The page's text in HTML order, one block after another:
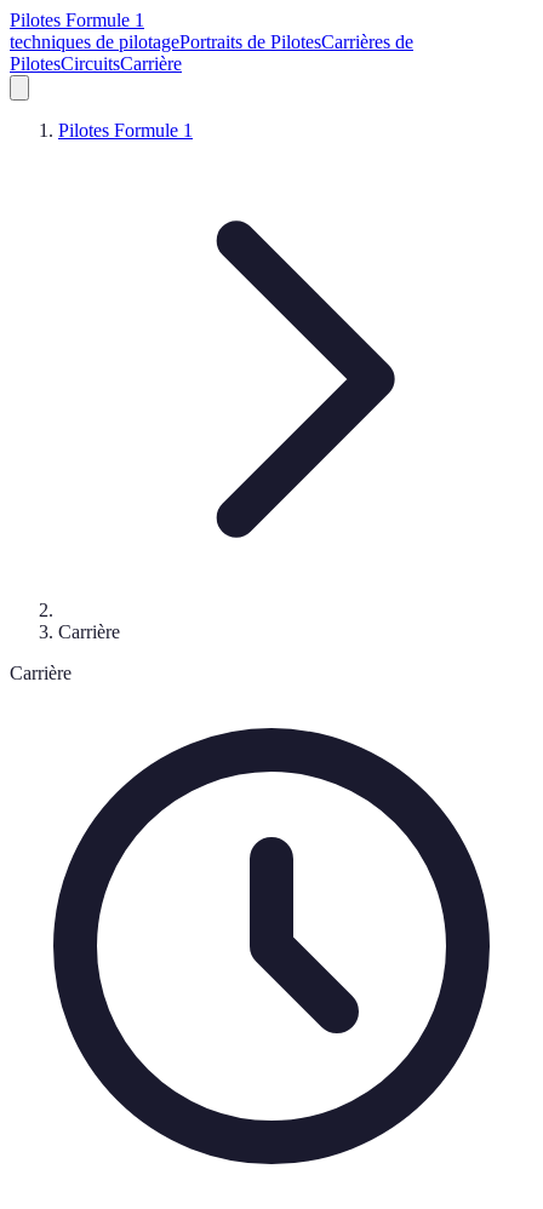
Pilotes Formule 1
techniques de pilotagePortraits de PilotesCarrières de
PilotesCircuitsCarrière
Pilotes Formule 1
Carrière
Carrière